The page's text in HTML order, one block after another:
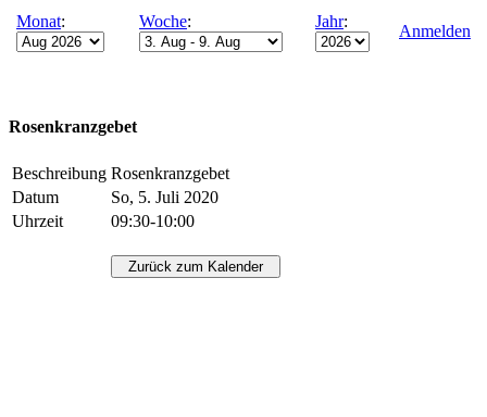
Monat: Woche: Jahr:
Anmelden
Rosenkranzgebet
Beschreibung Rosenkranzgebet
Datum
So, 5. Juli 2020
Uhrzeit
09:30-10:00